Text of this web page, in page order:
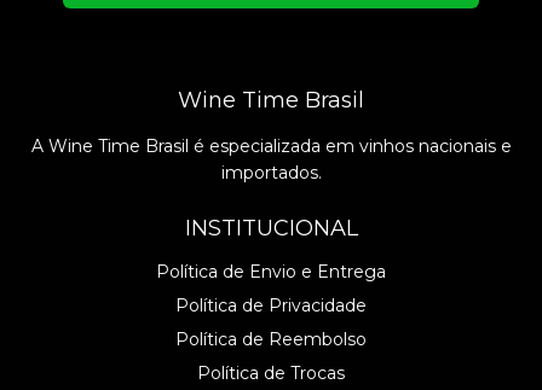
Wine Time Brasil
A Wine Time Brasil é especializada em vinhos nacionais e
importados.
INSTITUCIONAL
Política de Envio e Entrega
Política de Privacidade
Política de Reembolso
Política de Trocas